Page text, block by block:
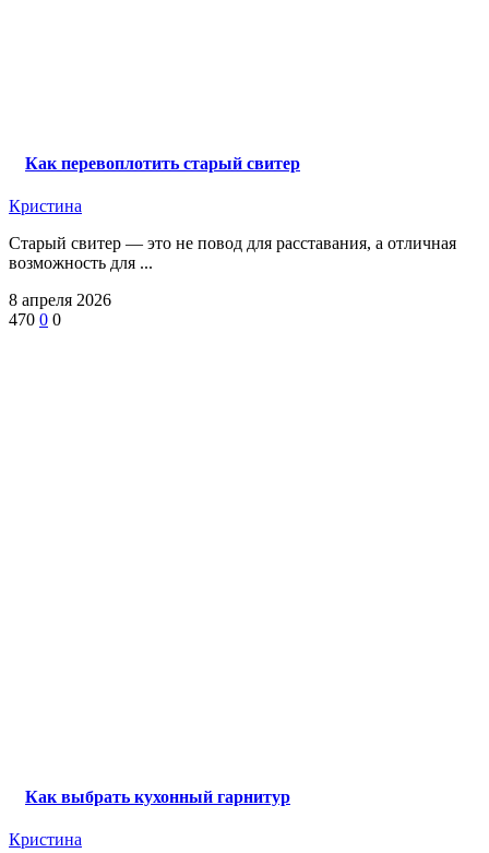
Как перевоплотить старый свитер
Кристина
‎Старый свитер — это не повод для расставания, а отличная
возможность для ...
8 апреля 2026
470 0 0
Как выбрать кухонный гарнитур
Кристина